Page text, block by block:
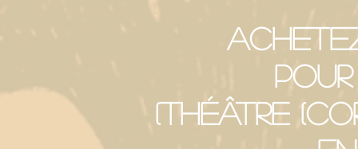
(Théâtre